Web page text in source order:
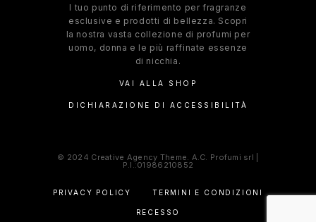
l tuo punto di riferimento per fragranze
esclusive e prodotti di bellezza. Scopri
la nostra vasta collezione di profumi per
uomo, donna e le più raffinate essenze
di nicchia.
VAI ALLA SHOP
DICHIARAZIONE DI ACCESSIBILITÀ
© 2024 Creative Agency Theme. A.C. Profumi srl |
P.I.:01986210852
PRIVACY POLICY TERMINI E CONDIZIONI
RECESSO